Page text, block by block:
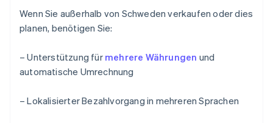
Wenn Sie außerhalb von Schweden verkaufen oder dies
planen, benötigen Sie:
– Unterstützung für mehrere Währungen und
automatische Umrechnung
– Lokalisierter Bezahlvorgang in mehreren Sprachen